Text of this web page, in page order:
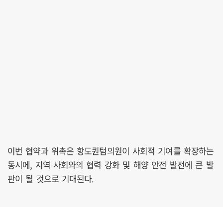
이번 협약과 위촉은 항도퀀텀의원이 사회적 기여를 확장하는
동시에, 지역 사회와의 협력 강화 및 해양 안전 발전에 큰 발
판이 될 것으로 기대된다.